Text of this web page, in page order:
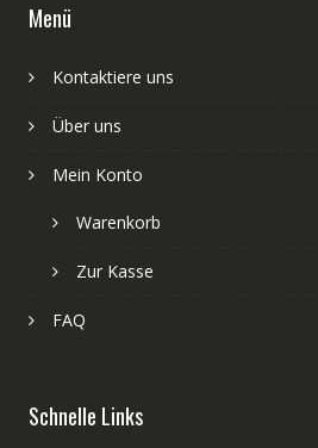
Menü
Kontaktiere uns
Über uns
Mein Konto
Warenkorb
Zur Kasse
FAQ
Schnelle Links